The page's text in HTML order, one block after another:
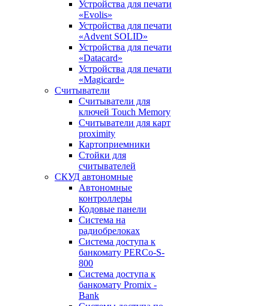
Устройства для печати
«Evolis»
Устройства для печати
«Advent SOLID»
Устройства для печати
«Datacard»
Устройства для печати
«Magicard»
Считыватели
Считыватели для
ключей Touch Memory
Считыватели для карт
proximity
Картоприемники
Стойки для
считывателей
СКУД автономные
Автономные
контроллеры
Кодовые панели
Система на
радиобрелоках
Система доступа к
банкомату PERCo-S-
800
Система доступа к
банкомату Promix -
Bank